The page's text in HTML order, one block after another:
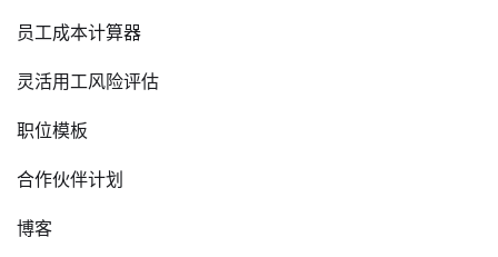
员工成本计算器
灵活用工风险评估
职位模板
合作伙伴计划
博客